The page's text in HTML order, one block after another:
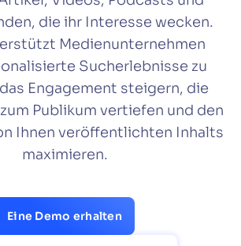
die ihr Interesse wecken.
Medienunternehmen
Sucherlebnisse zu
Engagement steigern, die
Publikum vertiefen und den
Ihnen veröffentlichten Inhalts
maximieren.
Eine Demo erhalten